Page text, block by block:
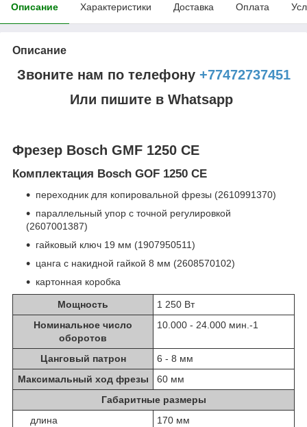
Описание Характеристики Доставка Оплата
Описание
Звоните нам по телефону +77472737451
Или пишите в Whatsapp
Фрезер Bosch GMF 1250 CE
Комплектация Bosch GOF 1250 CE
переходник для копировальной фрезы (2610991370)
параллельный упор с точной регулировкой
(2607001387)
гайковый ключ 19 мм (1907950511)
цанга с накидной гайкой 8 мм (2608570102)
картонная коробка
Мощность
1 250 Вт
Номинальное число
оборотов
10.000 - 24.000 мин.-1
Цанговый патрон
6 - 8 мм
Максимальный ход фрезы
60 мм
Габаритные размеры
длина
170 мм